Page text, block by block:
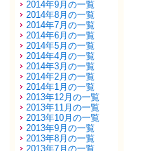
2014年9月の一覧
2014年8月の一覧
2014年7月の一覧
2014年6月の一覧
2014年5月の一覧
2014年4月の一覧
2014年3月の一覧
2014年2月の一覧
2014年1月の一覧
2013年12月の一覧
2013年11月の一覧
2013年10月の一覧
2013年9月の一覧
2013年8月の一覧
2013年7月の一覧